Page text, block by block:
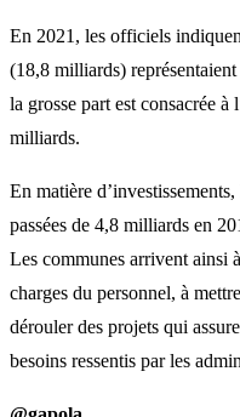
En 2021, les officiels
(18,8 milliards)
la grosse part est consacrée à
milliards.
En matière
passées de 4,8 milliards en
Les communes arrivent ainsi
charges du personnel, à
dérouler des projets qui
besoins ressentis par les